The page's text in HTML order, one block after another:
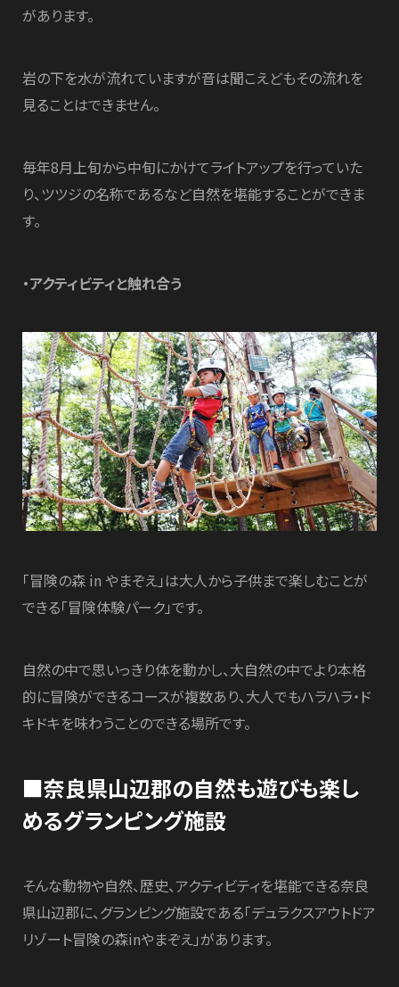
があります。
岩の下を水が流れていますが音は聞こえどもその流れを
見ることはできません。
毎年8月上旬から中旬にかけてライトアップを行っていた
り、ツツジの名称であるなど自然を堪能することができま
す。
・アクティビティと触れ合う
「冒険の森 in やまぞえ」は大人から子供まで楽しむことが
できる「冒険体験パーク」です。
自然の中で思いっきり体を動かし、大自然の中でより本格
的に冒険ができるコースが複数あり、大人でもハラハラ・ド
キドキを味わうことのできる場所です。
■奈良県山辺郡の自然も遊びも楽し
めるグランピング施設
そんな動物や自然、歴史、アクティビティを堪能できる奈良
県山辺郡に、グランピング施設である「デュラクスアウトドア
リゾート冒険の森inやまぞえ」があります。